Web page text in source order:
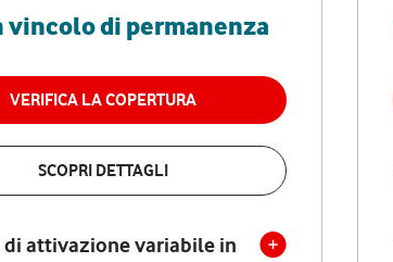
vincolo di permanenza
VERIFICA LA COPERTURA
SCOPRI DETTAGLI
di attivazione variabile in